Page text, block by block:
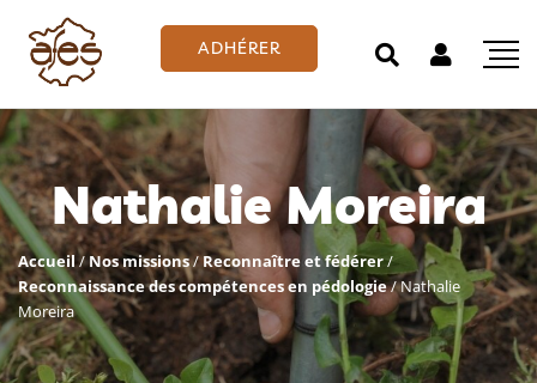
ADHÉRER
Nathalie Moreira
Accueil/Nos missions/Reconnaître et fédérer/
Reconnaissance des compétences en pédologie/Nathalie
Moreira